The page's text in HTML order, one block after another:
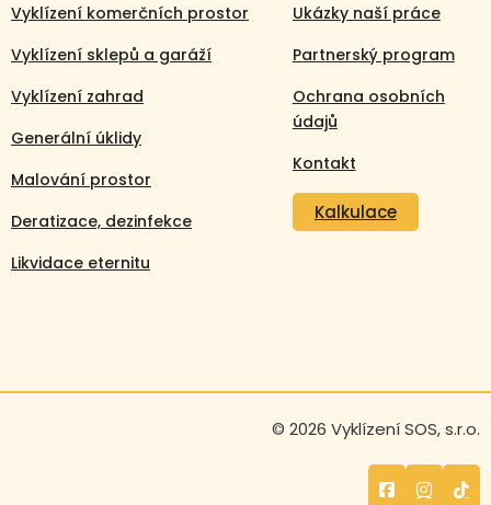
Vyklízení komerčních prostor
Vyklízení sklepů a garáží
Vyklízení zahrad
Generální úklidy
Malování prostor
Deratizace, dezinfekce
Likvidace eternitu
Ukázky naší práce
Partnerský program
Ochrana osobních
údajů
Kontakt
Kalkulace
© 2026 Vyklízení SOS, s.r.o.